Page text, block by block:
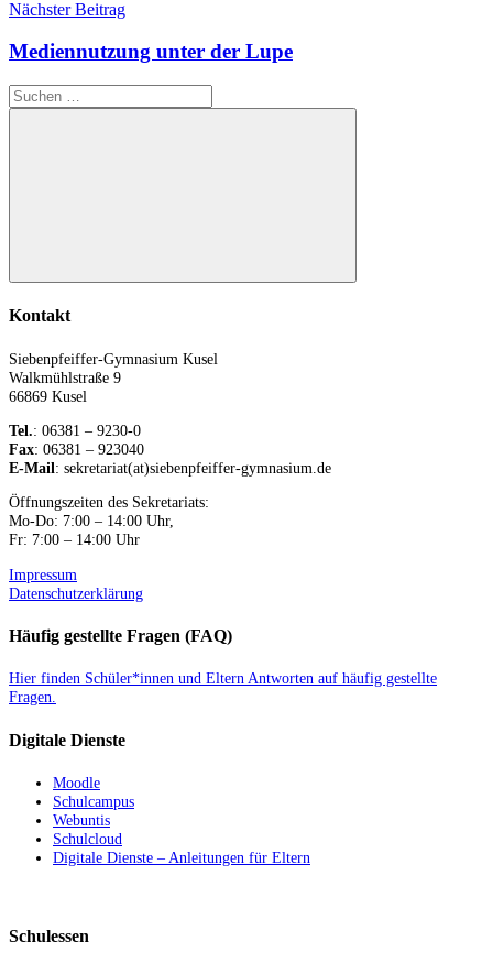
Nächster Beitrag
Mediennutzung unter der Lupe
Suchen
nach:
Suchen
Kontakt
Siebenpfeiffer-Gymnasium Kusel
Walkmühlstraße 9
66869 Kusel
Tel.: 06381 – 9230-0
Fax: 06381 – 923040
E-Mail: sekretariat(at)siebenpfeiffer-gymnasium.de
Öffnungszeiten des Sekretariats:
Mo-Do: 7:00 – 14:00 Uhr,
Fr: 7:00 – 14:00 Uhr
Impressum
Datenschutzerklärung
Häufig gestellte Fragen (FAQ)
Hier finden Schüler*innen und Eltern Antworten auf häufig gestellte
Fragen.
Digitale Dienste
Moodle
Schulcampus
Webuntis
Schulcloud
Digitale Dienste – Anleitungen für Eltern
Schulessen